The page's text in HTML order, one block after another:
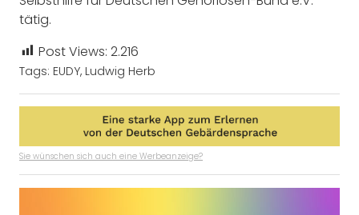
tätig.
Post Views: 2.216
Tags: EUDY, Ludwig Herb
Sie wünschen sich auch eine Werbeanzeige?